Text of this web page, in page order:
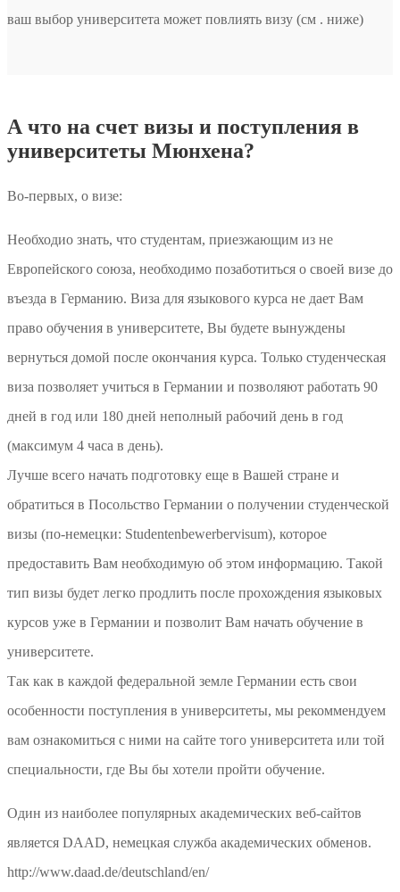
ваш выбор университета может повлиять визу (см . ниже)
А что на счет визы и поступления в
университеты Мюнхена?
Во-первых, о визе:
Необходио знать, что студентам, приезжающим из не
Европейского союза, необходимо позаботиться о своей визе до
въезда в Германию. Виза для языкового курса не дает Вам
право обучения в университете, Вы будете вынуждены
вернуться домой после окончания курса. Только студенческая
виза позволяет учиться в Германии и позволяют работать 90
дней в год или 180 дней неполный рабочий день в год
(максимум 4 часа в день).
Лучше всего начать подготовку еще в Вашей стране и
обратиться в Посольство Германии о получении студенческой
визы (по-немецки: Studentenbewerbervisum), которое
предоставить Вам необходимую об этом информацию. Такой
тип визы будет легко продлить после прохождения языковых
курсов уже в Германии и позволит Вам начать обучение в
университете.
Так как в каждой федеральной земле Германии есть свои
особенности поступления в университеты, мы рекоммендуем
вам ознакомиться с ними на сайте того университета или той
специальности, где Вы бы хотели пройти обучение.
Один из наиболее популярных академических веб-сайтов
является DAAD, немецкая служба академических обменов.
http://www.daad.de/deutschland/en/